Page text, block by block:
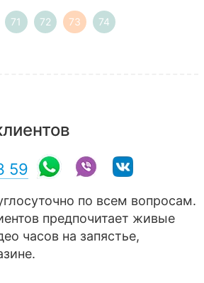
71 72 73 74
59
по всем вопросам.
предпочитает живые
часов на запястье,